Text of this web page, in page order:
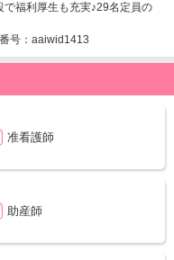
で福利厚生も充実♪29名定員の
号：aaiwid1413
准看護師
助産師